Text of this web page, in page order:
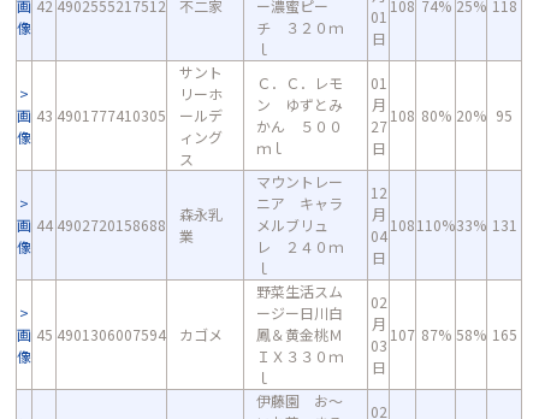
画
像
42 4902555217512 不二家
ー濃蜜ピー
チ ３２０ｍ
ｌ
01
日
108 74% 25% 118
画
像
43 4901777410305
サント
リーホ
ールデ
ィング
ス
Ｃ．Ｃ．レモ
ン ゆずとみ
かん ５００
ｍｌ
01
月
27
日
108 80% 20% 95
画
像
44 4902720158688
森永乳
業
マウントレー
ニア キャラ
メルブリュ
レ ２４０ｍ
ｌ
12
月
04
日
108110%33% 131
画
像
45 4901306007594 カゴメ
野菜生活スム
ージー日川白
鳳＆黄金桃Ｍ
ＩＸ３３０ｍ
ｌ
02
月
03
日
107 87% 58% 165
伊藤園 お～
02